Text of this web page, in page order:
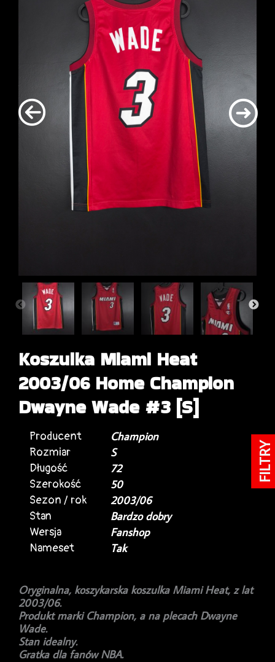
Koszulka Miami Heat
2003/06 Home Champion
Dwayne Wade #3 [S]
Producent
Champion
Rozmiar
S
Długość
72
Szerokość
50
Sezon / rok
2003/06
Stan
Bardzo dobry
Wersja
Fanshop
Nameset
Tak
Oryginalna, koszykarska koszulka Miami Heat, z lat
2003/06.
Produkt marki Champion, a na plecach Dwayne
Wade.
Stan idealny.
Gratka dla fanów NBA.
FILTRY